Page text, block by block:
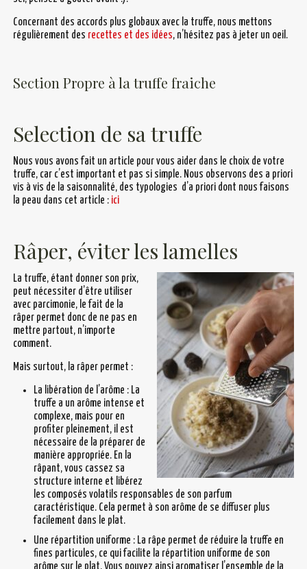
Concernant des accords plus globaux avec la truffe, nous mettons
régulièrement des recettes et des idées, n’hésitez pas à jeter un oeil.
Section Propre à la truffe fraiche
Selection de sa truffe
Nous vous avons fait un article pour vous aider dans le choix de votre
truffe, car c’est important et pas si simple. Nous observons des a priori
vis à vis de la saisonnalité, des typologies d’a priori dont nous faisons
la peau dans cet article : ici
Râper, éviter les lamelles
La truffe, étant donner son prix,
peut nécessiter d’être utiliser
avec parcimonie, le fait de la
râper permet donc de ne pas en
mettre partout, n’importe
comment.
Mais surtout, la râper permet :
La libération de l’arôme : La
truffe a un arôme intense et
complexe, mais pour en
profiter pleinement, il est
nécessaire de la préparer de
manière appropriée. En la
râpant, vous cassez sa
structure interne et libérez
les composés volatils responsables de son parfum
caractéristique. Cela permet à son arôme de se diffuser plus
facilement dans le plat.
Une répartition uniforme : La râpe permet de réduire la truffe en
fines particules, ce qui facilite la répartition uniforme de son
arôme sur le plat. Vous pouvez ainsi aromatiser l’ensemble de la